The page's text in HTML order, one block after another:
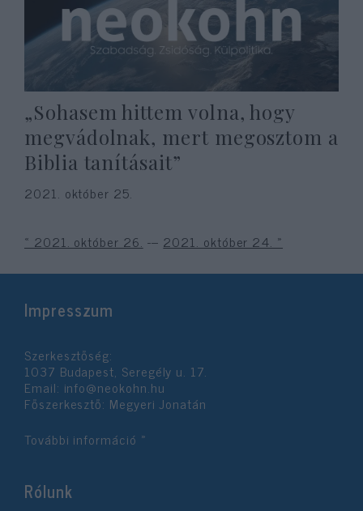
„Sohasem hittem volna, hogy
megvádolnak, mert megosztom a
Biblia tanításait”
2021. október 25.
« 2021. október 26. --- 2021. október 24. »
Impresszum
Szerkesztőség:
1037 Budapest, Seregély u. 17.
Email: info@neokohn.hu
Főszerkesztő: Megyeri Jonatán
További információ »
Rólunk